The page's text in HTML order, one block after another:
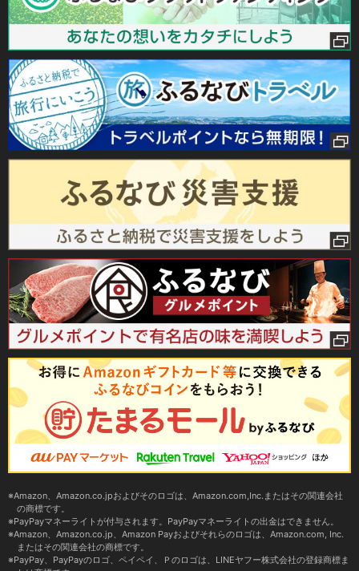
Amazon、Amazon.co.jpおよびそのロゴは、Amazon.com,Inc.またはその関連会社
の商標です。
PayPayマネーライトが付与されます。PayPayマネーライトの出金はできません。
Amazon、Amazon.co.jp、Amazon Payおよびそれらのロゴは、Amazon.com, Inc.
またはその関連会社の商標です。
PayPay、PayPayのロゴ、ペイペイ、Ｐのロゴは、LINEヤフー株式会社の登録商標ま